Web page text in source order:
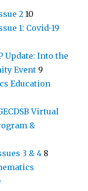
210
1: Covid-19
Update: Into the
Event 9
Education
Virtual
&
3 & 4 8